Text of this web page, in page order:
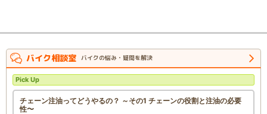
バイク相談室 バイクの悩み・疑問を解決
Pick Up
チェーン注油ってどうやるの？ ～その1 チェーンの役割と注油の必要
性〜